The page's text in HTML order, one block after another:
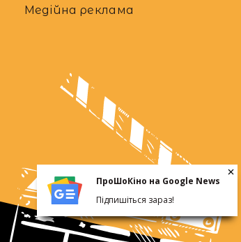
Медійна реклама
ПроШоКіно на Google News
Підпишіться зараз!